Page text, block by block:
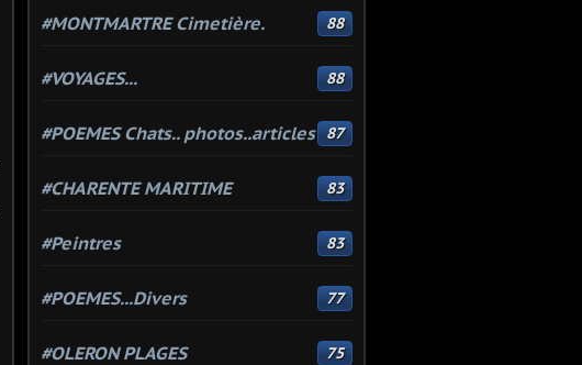
#MONTMARTRE Cimetière. 88
#VOYAGES... 88
#POEMES Chats.. photos..articles 87
#CHARENTE MARITIME 83
#Peintres 83
#POEMES...Divers 77
#OLERON PLAGES 75